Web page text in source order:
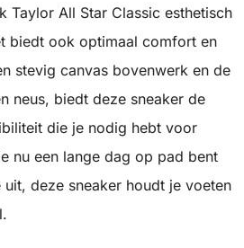
Taylor All Star Classic esthetisch
biedt ook optimaal comfort en
stevig canvas bovenwerk en de
neus, biedt deze sneaker de
die je nodig hebt voor
nu een lange dag op pad bent
deze sneaker houdt je voeten